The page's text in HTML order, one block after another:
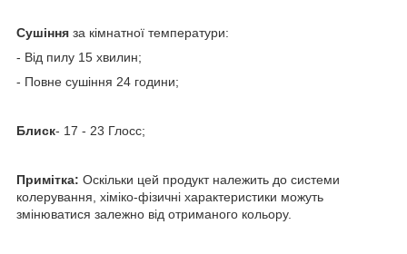
Сушіння за кімнатної температури:
- Від пилу 15 хвилин;
- Повне сушіння 24 години;
Блиск- 17 - 23 Глосс;
Примітка: Оскільки цей продукт належить до системи
колерування, хіміко-фізичні характеристики можуть
змінюватися залежно від отриманого кольору.